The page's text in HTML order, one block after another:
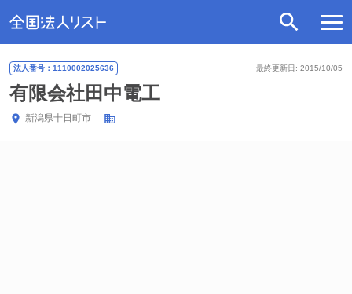
最終更新日: 2015/10/05
法人番号：1110002025636
有限会社田中電工
新潟県十日町市 -